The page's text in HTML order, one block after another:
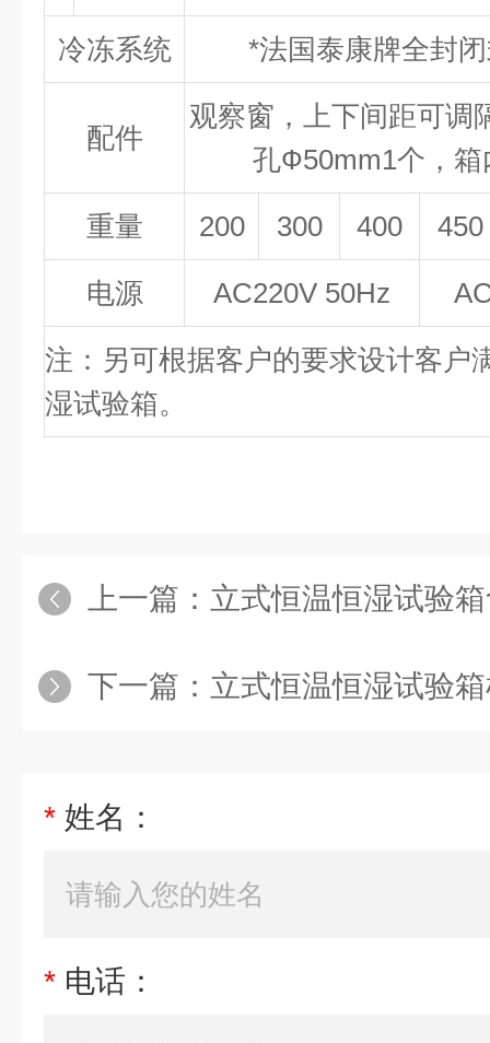
冷冻系统 *法国泰康牌全封
配件
观察窗，上下间距可调
孔Ф50mm1个，箱
重量 200 300 400 450
电源 AC220V 50Hz
注：另可根据客户的要求设计客户
湿试验箱。
上一篇： 立式恒温恒湿试验
下一篇： 立式恒温恒湿试验
* 姓名：
* 电话：